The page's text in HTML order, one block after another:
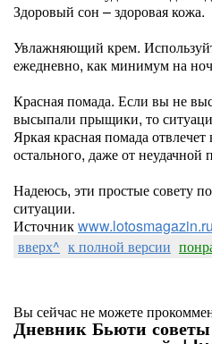
Здоровый сон – здоровая кожа.
Увлажняющий крем.
ежедневно, как минимум на
Красная помада. Если вы не
высыпали прыщики, то
Яркая красная помада
остального, даже от неудачной
Надеюсь, эти простые совету
ситуации.
Источникwww.lotosmagazin.ru
вверх^ к полной версии
Вы сейчас не можете
Дневник Бьюти советы